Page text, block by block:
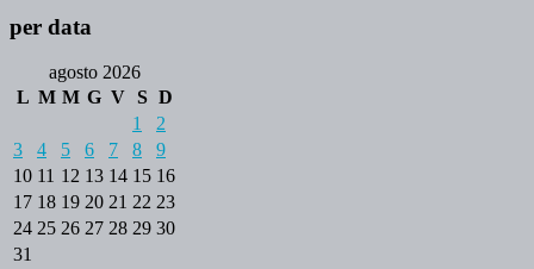
per data
agosto 2026
L M M G V S D
1
2
3
4 5 6 7 8
9
10 11 12 13 14 15 16
17 18 19 20 21 22 23
24 25 26 27 28 29 30
31